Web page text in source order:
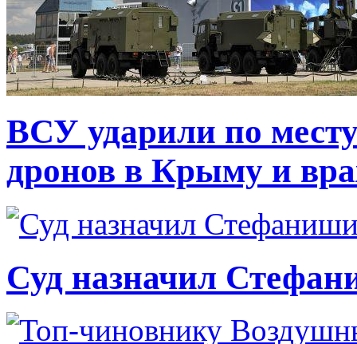
ВСУ ударили по
дронов в Крыму и
Суд назначил